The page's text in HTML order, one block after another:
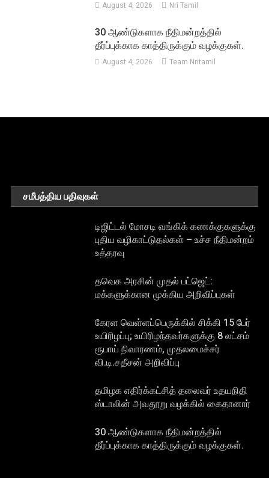
August 4, 2026 Nri Tamil
30 ஆண்டுகளாக நீதிமன்றத்தில்
தீர்ப்புக்காக காத்திருக்கும் வழக்குகள்.
August 4, 2026 Team Nritamil
சமீபத்திய பதிவுகள்
டிஜிட்டல் மோசடி வங்கிக் கணக்குகளுக்கு
புதிய வழிகாட்டுதல்கள் – உச்ச நீதிமன்றம்
உத்தரவு
தவெக அரசின் முதல் பட்ஜெட்:
மக்களுக்கான முக்கிய அறிவிப்புகள்
கேரள வெள்ளப்பெருக்கில் சிக்கி 15 பேர்
உயிரிழப்பு; உயிரிழந்தவர்களுக்கு 8 லட்சம்
ரூபாய் நிவாரணம், முதலமைச்சர்
வி.டி.சதீசன் அறிவிப்பு
தமிழக எதிர்க்கட்சித் தலைவர் உதயநிதி
ஸ்டாலின் அவதூறு வழக்கில் கைதானார்
30 ஆண்டுகளாக நீதிமன்றத்தில்
தீர்ப்புக்காக காத்திருக்கும் வழக்குகள்.